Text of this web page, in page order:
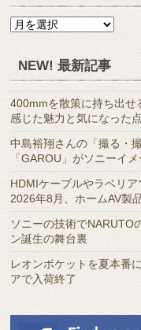
月
ー
カ
イ
ブ
NEW! 最新記事
400mmを散策に持ち出せ
感じた魅力と気になった点
中島裕翔さんの「撮る・
「GAROU」がソニーイ
HDMIケーブルやラベリ
2026年8月、ホームAV製
ソニーの技術でNARUTO
ン誕生の舞台裏
レオンポケットを夏本番
アで入荷終了